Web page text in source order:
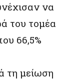
να
του τομέα
66,5%
τη μείωση